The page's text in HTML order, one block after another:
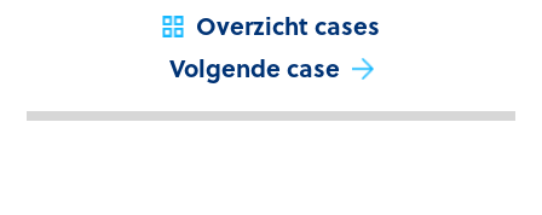
Overzicht cases
Volgende case